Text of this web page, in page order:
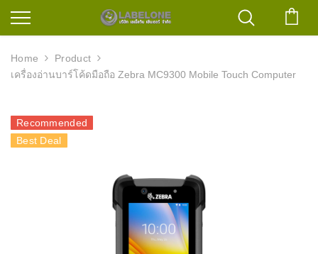
Home
Product
เครื่องอ่านบาร์โค้ดมือถือ Zebra MC9300 Mobile Touch Computer
Recommended
Best Deal